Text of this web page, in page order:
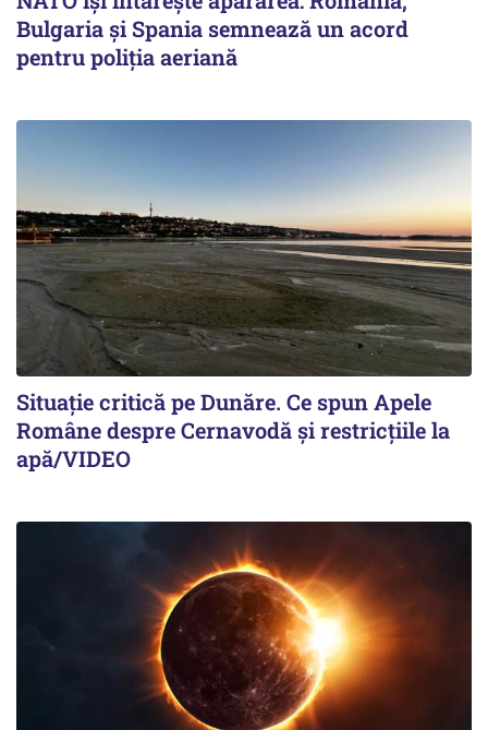
Bulgaria și Spania semnează un acord
pentru poliția aeriană
Situație critică pe Dunăre. Ce spun Apele
Române despre Cernavodă și restricțiile la
apă/VIDEO